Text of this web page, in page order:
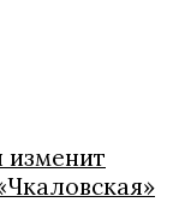
изменит